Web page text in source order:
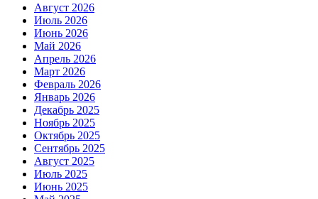
Август 2026
Июль 2026
Июнь 2026
Май 2026
Апрель 2026
Март 2026
Февраль 2026
Январь 2026
Декабрь 2025
Ноябрь 2025
Октябрь 2025
Сентябрь 2025
Август 2025
Июль 2025
Июнь 2025